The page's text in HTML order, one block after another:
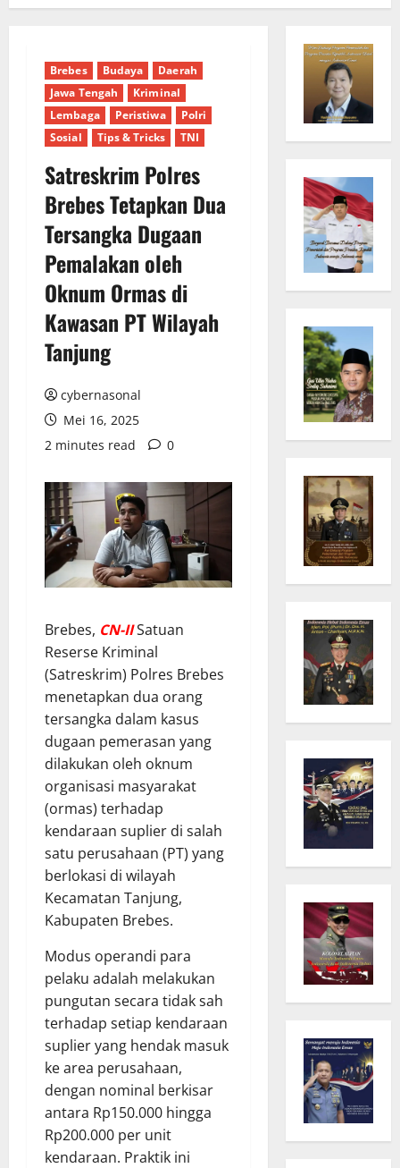
Brebes Budaya
Daerah
Jawa Tengah
Kriminal
Lembaga
Peristiwa
Polri
Sosial
Tips & Tricks TNI
Satreskrim Polres
Brebes Tetapkan Dua
Tersangka Dugaan
Pemalakan oleh
Oknum Ormas di
Kawasan PT Wilayah
Tanjung
cybernasonal
Mei 16, 2025
2 minutes read
0
Brebes, CN-IISatuan
Reserse Kriminal
(Satreskrim) Polres Brebes
menetapkan dua orang
tersangka dalam kasus
dugaan pemerasan yang
dilakukan oleh oknum
organisasi masyarakat
(ormas) terhadap
kendaraan suplier di salah
satu perusahaan (PT) yang
berlokasi di wilayah
Kecamatan Tanjung,
Kabupaten Brebes.
Modus operandi para
pelaku adalah melakukan
pungutan secara tidak sah
terhadap setiap kendaraan
suplier yang hendak masuk
ke area perusahaan,
dengan nominal berkisar
antara Rp150.000 hingga
Rp200.000 per unit
kendaraan. Praktik ini